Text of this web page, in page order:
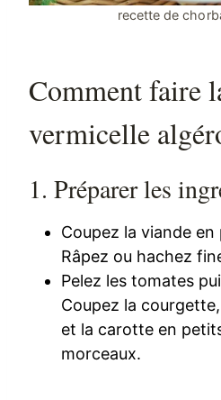
recette de
Comment faire
vermicelle
1. Préparer les
Coupez la viande
Râpez ou hachez
Pelez les tomates
Coupez la
et la carotte en
morceaux.